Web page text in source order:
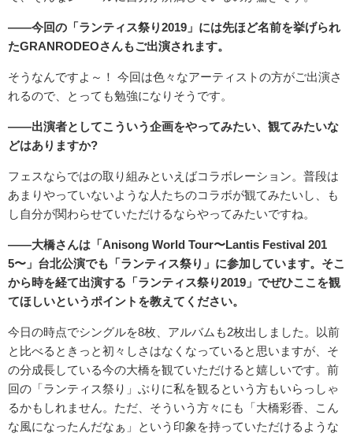
――今回の「ランティス祭り2019」には先ほど名前を挙げられ
たGRANRODEOさんもご出演されます。
そうなんですよ～！ 今回は色々なアーティストの方がご出演さ
れるので、とっても勉強になりそうです。
――出演者としてこういう企画をやってみたい、観てみたいな
どはありますか?
フェスならではの取り組みといえばコラボレーション。普段は
あまりやっていないような人たちのコラボが観てみたいし、も
し自分が関わらせていただけるならやってみたいですね。
――大橋さんは「Anisong World Tour〜Lantis Festival 201
5〜」台北公演でも「ランティス祭り」に参加しています。そこ
から時を経て出演する「ランティス祭り2019」でぜひここを観
てほしいというポイントを教えてください。
今日の時点でシングルを8枚、アルバムも2枚出しました。以前
と比べるときっと初々しさはなくなっていると思いますが、そ
の分成長している今の大橋を観ていただけると嬉しいです。前
回の「ランティス祭り」ぶりに私を観るという方もいらっしゃ
るかもしれません。ただ、そういう方々にも「大橋彩香、こん
な風になったんだなぁ」という印象を持っていただけるような